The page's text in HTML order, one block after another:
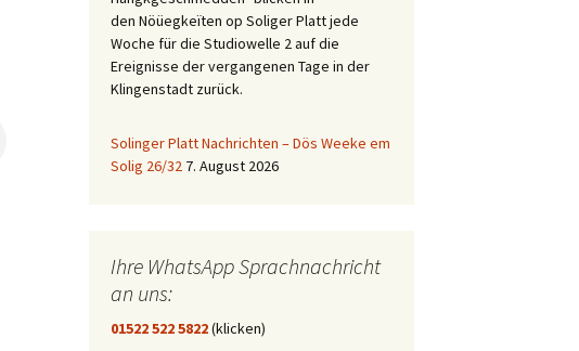
den Nöüegkeïten op Soliger Platt jede
Woche für die Studiowelle 2 auf die
Ereignisse der vergangenen Tage in der
Klingenstadt zurück.
Solinger Platt Nachrichten – Dös Weeke em
Solig 26/32 7. August 2026
Ihre WhatsApp Sprachnachricht
an uns:
01522 522 5822(klicken)